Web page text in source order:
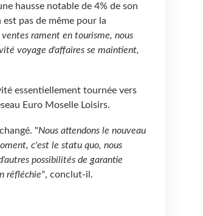
hausse notable de 4% de son
pas de même pour la
ventes rament en tourisme, nous
voyage d'affaires se maintient,
essentiellement tournée vers
Euro Moselle Loisirs.
"Nous attendons le nouveau
c'est le statu quo, nous
possibilités de garantie
réfléchie", conclut-il.